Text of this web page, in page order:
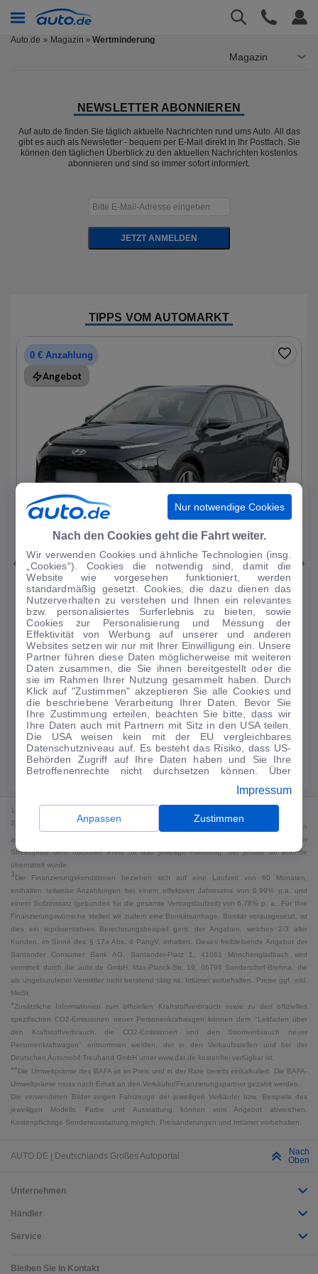
Auto.de Magazin » Wertminderung
Magazin
NEWSLETTER ABONNIEREN
Auf auto.de finden Sie täglich aktuelle Nachrichten rund ums Auto. All das
gibt es auch als Newsletter - bequem per E-Mail direkt in Ihr Postfach. Sie
können den täglichen Überblick zu den aktuellen Nachrichten kostenlos
abonnieren und sind so immer sofort informiert.
JETZT ANMELDEN
TIPPS VOM AUTOMARKT
0 € Anzahlung
Angebot
|15
Hyundai Bayon
1.0 T-GDI Trend Mild-Hybrid DAB/Sitzhzg.
19.196 km· 08/2023· Benzin·Automatik
Finanzierung Kaufen
159€/mtl.
Guter Preis4
0 € Anzahlung ·60 Monate ·Finanzierungs-Details
Angebot anfragen Rate anpassen
Kraftstoffverbrauch komb. 7,2 l/100 km · CO₂-Emissionen komb. 165 g/km
· CO₂-Klasse F · WLTP*
1
2 Bei dem Streichpreis handelt es sich für Neufahrzeuge und junge Gebrauchte um den
an auto.de übermittelten Listenpreis. Für alle anderen Fahrzeuge entspricht der
Streichpreis dem höchsten Preis für das jeweilige Fahrzeug, der jemals an auto.de
übermittelt wurde.
3Die Finanzierungskonditionen beziehen sich auf eine Laufzeit von 60 Monaten,
enthalten teilweise Anzahlungen bei einem effektiven Jahreszins von 6,99% p.a. und
einem Sollzinssatz (gebunden für die gesamte Vertragslaufzeit) von 6,78% p. a.. Für Ihre
Finanzierungswünsche stellen wir zudem eine Bonitätsanfrage. Bonität vorausgesetzt, ist
dies ein repräsentatives Berechnungsbeispiel gem. der Angaben, welches 2/3 aller
Kunden, im Sinne des § 17a Abs. 4 PangV, erhalten. Dieses freibleibende Angebot der
Santander Consumer Bank AG, Santander-Platz 1, 41061 Mönchengladbach wird
vermittelt durch die auto.de GmbH, Max-Planck-Str. 19, 06796 Sandersdorf-Brehna, die
als ungebundener Vermittler nicht beratend tätig ist. Irrtümer vorbehalten. Preise ggf. inkl.
MwSt.
*Zusätzliche Informationen zum offiziellen Kraftstoffverbrauch sowie zu den offiziellen
spezifischen CO2-Emissionen neuer Personenkraftwagen können dem "Leitfaden über
den Kraftstoffverbrauch, die CO2-Emissionen und den Stromverbrauch neuer
Personenkraftwagen" entnommen werden, der in den Verkaufsstellen und bei der
Deutschen Automobil Treuhand GmbH unter www.dat.de kostenfrei verfügbar ist.
**Die Umweltprämie des BAFA ist im Preis und in der Rate bereits einkalkuliert. Die BAFA-
Umweltprämie muss nach Erhalt an den Verkäufer/Finanzierungspartner gezahlt werden.
Die verwendeten Bilder zeigen Fahrzeuge der jeweiligen Verkäufer bzw. Beispiele des
jeweiligen Modells. Farbe und Ausstattung können vom Angebot abweichen.
Kostenpflichtige Sonderausstattung möglich. Preisänderungen und Irrtümer vorbehalten.
AUTO.DE | Deutschlands Großes Autoportal
Nach
Oben
Unternehmen
Händler
Service
Bleiben Sie in Kontakt
Nur notwendige Cookies
Nach den Cookies geht die Fahrt weiter.
Wir verwenden Cookies und ähnliche Technologien (insg.
„Cookies“). Cookies die notwendig sind, damit die
Website wie vorgesehen funktioniert, werden
standardmäßig gesetzt. Cookies, die dazu dienen das
Nutzerverhalten zu verstehen und Ihnen ein relevantes
bzw. personalisiertes Surferlebnis zu bieten, sowie
Cookies zur Personalisierung und Messung der
Effektivität von Werbung auf unserer und anderen
Websites setzen wir nur mit Ihrer Einwilligung ein. Unsere
Partner führen diese Daten möglicherweise mit weiteren
Daten zusammen, die Sie ihnen bereitgestellt oder die
sie im Rahmen Ihrer Nutzung gesammelt haben. Durch
Klick auf "Zustimmen" akzeptieren Sie alle Cookies und
die beschriebene Verarbeitung Ihrer Daten. Bevor Sie
Ihre Zustimmung erteilen, beachten Sie bitte, dass wir
Ihre Daten auch mit Partnern mit Sitz in den USA teilen.
Die USA weisen kein mit der EU vergleichbares
Datenschutzniveau auf. Es besteht das Risiko, dass US-
Behörden Zugriff auf Ihre Daten haben und Sie Ihre
Betroffenenrechte nicht durchsetzen können. Über
anpassen. Dies ist auch später jederzeit im Bereich
Cookie-Richtliniemöglich. Weitere Informationen finden
Sie in unsererDatenschutzerklärung .
Impressum
Anpassen Zustimmen